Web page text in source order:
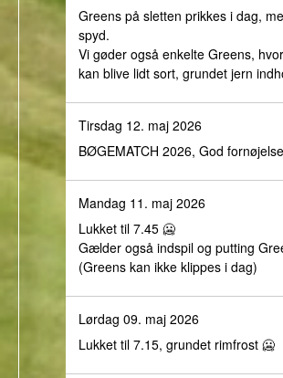
Greens på sletten prikkes i dag,
spyd.
Vi gøder også enkelte Greens,
kan blive lidt sort, grundet jern
Tirsdag 12. maj 2026
BØGEMATCH 2026, God
Mandag 11. maj 2026
Lukket til 7.45 🥶
Gælder også indspil og putting
(Greens kan ikke klippes i dag)
Lørdag 09. maj 2026
Lukket til 7.15, grundet rimfrost 🥶